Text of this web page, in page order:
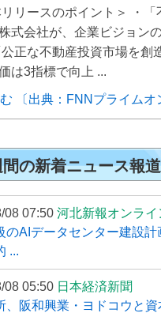
リースのポイント＞ ・「
式会社が、企業ビジョン
正な不動産投資市場を創
は3指標で向上 ...
〔出典：FNNプライムオ
の新着ニュース報道
08 07:50 河北新報オンライ
のAIデータセンター建設
...
08 05:50 日本経済新聞
、阪和興業・ヨドコウと